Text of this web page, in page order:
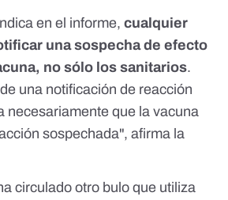
en el informe, cualquier
una sospecha de efecto
no sólo los sanitarios.
una notificación de reacción
necesariamente que la vacuna
sospechada", afirma la
circulado otro bulo que utiliza